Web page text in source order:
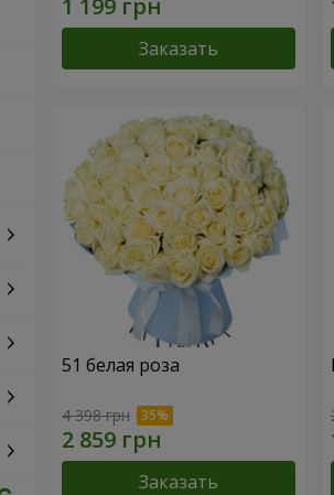
Заказать
51 белая роза
4 398 грн
Заказать